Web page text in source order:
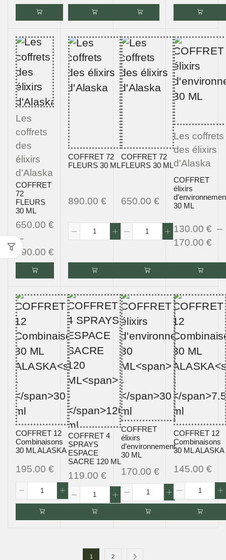
Les
coffrets
des
élixirs
d'Alaska
COFFRET
72
FLEURS
30 ML
650.00 €
–
890.00 €
COFFRET 72
FLEURS 30 ML
890.00€
COFFRET 72
FLEURS 30 ML
650.00 €
Les coffrets
des élixirs
d'Alaska
COFFRET
élixirs
30 ML
130.00 € –
170.00 €
COFFRET 12
Combinaisons
30 ML ALASKA
195.00 €
COFFRET 4
SPRAYS
ESPACE
SACRE 120 ML
119.00€
COFFRET
élixirs
d’environnement
30 ML
170.00 €
COFFRET 12
Combinaisons
30 ML ALASKA
145.00 €
1 2